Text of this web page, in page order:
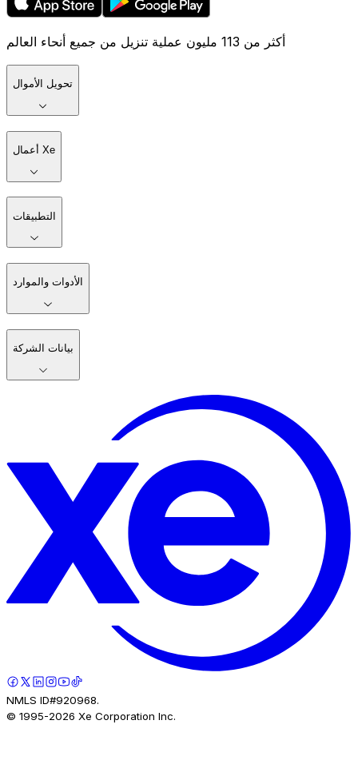
أكثر من 113 مليون عملية تنزيل من جميع أنحاء العالم
تحويل الأموال
أعمال Xe
التطبيقات
الأدوات والموارد
بيانات الشركة
NMLS ID#920968.
© 1995-2026 Xe Corporation Inc.